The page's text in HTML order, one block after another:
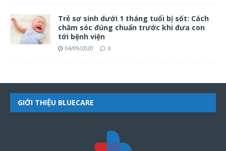
Trẻ sơ sinh dưới 1 tháng tuổi bị sốt: Cách
chăm sóc đúng chuẩn trước khi đưa con
tới bệnh viện
04/09/2020 0
GIỚI THIỆU BLUECARE